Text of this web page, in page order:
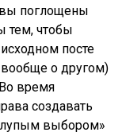
вы поглощены
тем, чтобы
посте
вообще о другом)
время
создавать
выбором»